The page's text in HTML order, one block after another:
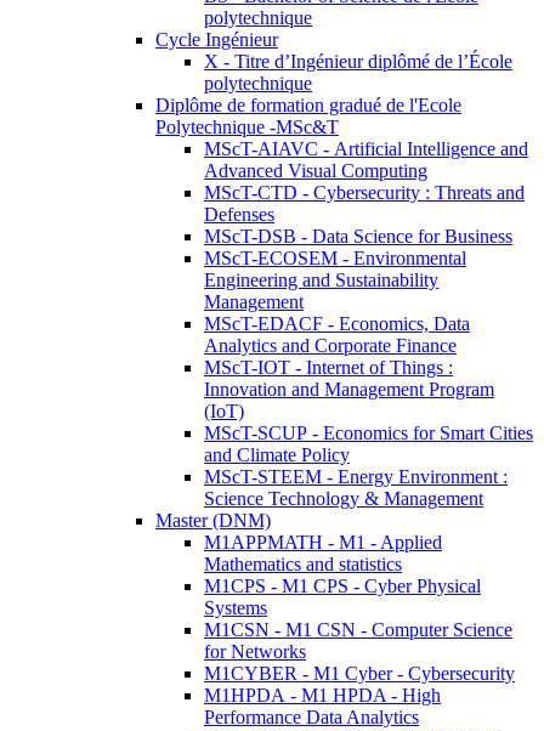
polytechnique
Cycle Ingénieur
X - Titre d’Ingénieur diplômé de l’École
polytechnique
Diplôme de formation gradué de l'Ecole
Polytechnique -MSc&T
MScT-AIAVC - Artificial Intelligence and
Advanced Visual Computing
MScT-CTD - Cybersecurity : Threats and
Defenses
MScT-DSB - Data Science for Business
MScT-ECOSEM - Environmental
Engineering and Sustainability
Management
MScT-EDACF - Economics, Data
Analytics and Corporate Finance
MScT-IOT - Internet of Things :
Innovation and Management Program
(IoT)
MScT-SCUP - Economics for Smart Cities
and Climate Policy
MScT-STEEM - Energy Environment :
Science Technology & Management
Master (DNM)
M1APPMATH - M1 - Applied
Mathematics and statistics
M1CPS - M1 CPS - Cyber Physical
Systems
M1CSN - M1 CSN - Computer Science
for Networks
M1CYBER - M1 Cyber - Cybersecurity
M1HPDA - M1 HPDA - High
Performance Data Analytics